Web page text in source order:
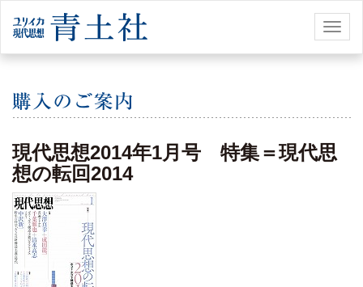
現代思想2014年1月号 特集＝現代思
想の転回2014